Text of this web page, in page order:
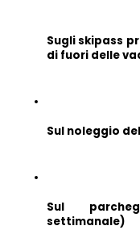
Sugli skipass
di fuori delle
Sul noleggio
Sul
settimanale)